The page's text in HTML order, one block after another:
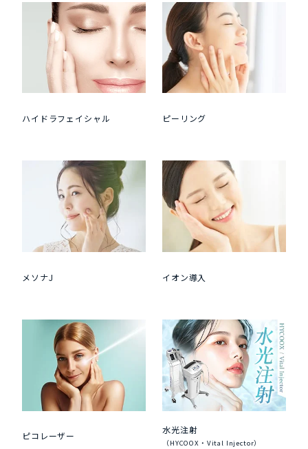
ハイドラフェイシャル ピーリング
メソナJ イオン導入
ピコレーザー
水光注射
（HYCOOX・Vital Injector）